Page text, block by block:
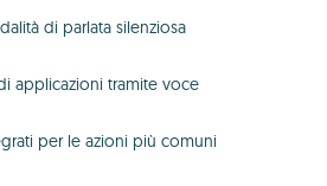
di parlata silenziosa
applicazioni tramite voce
per le azioni più comuni